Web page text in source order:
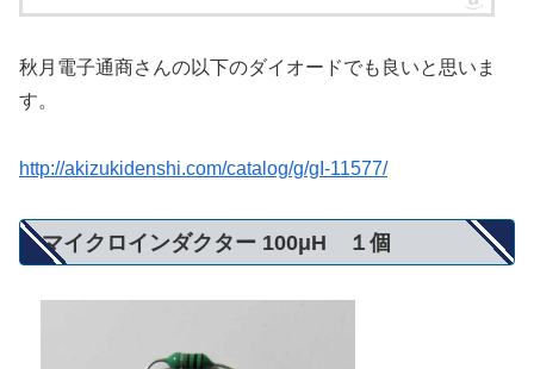
秋月電子通商さんの以下のダイオードでも良いと思いま
す。
http://akizukidenshi.com/catalog/g/gI-11577/
マイクロインダクター 100μH １個